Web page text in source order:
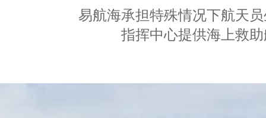
易航海承担特殊情况下航天
指挥中心提供海上救